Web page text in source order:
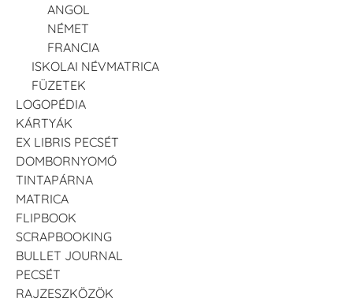
ANGOL
NÉMET
FRANCIA
ISKOLAI NÉVMATRICA
FÜZETEK
LOGOPÉDIA
KÁRTYÁK
EX LIBRIS PECSÉT
DOMBORNYOMÓ
TINTAPÁRNA
MATRICA
FLIPBOOK
SCRAPBOOKING
BULLET JOURNAL
PECSÉT
RAJZESZKÖZÖK